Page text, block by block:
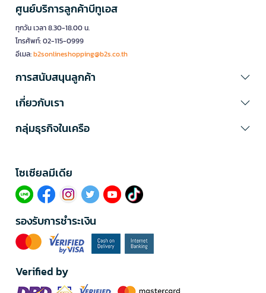
ศูนย์บริการลูกค้าบีทูเอส
ทุกวัน เวลา 8.30-18.00 น.
โทรศัพท์: 02-115-0999
อีเมล:b2sonlineshopping@b2s.co.th
การสนับสนุนลูกค้า
เกี่ยวกับเรา
กลุ่มธุรกิจในเครือ
โซเซียลมีเดีย​
รองรับการชำระเงิน
Verified by